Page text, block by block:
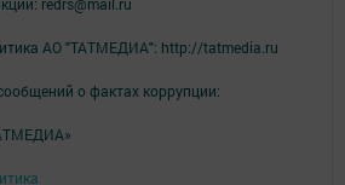
redrs@mail.ru
АО "ТАТМЕДИА": http://tatmedia.ru
о фактах коррупции: